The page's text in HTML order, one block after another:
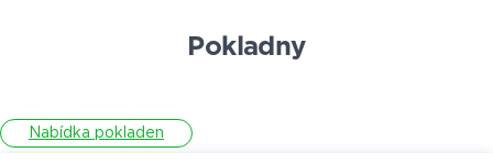
Pokladny
Nabídka pokladen